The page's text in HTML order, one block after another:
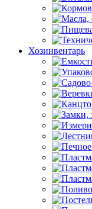
Хозинвентарь